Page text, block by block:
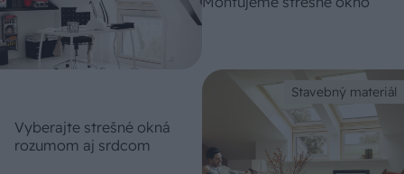
Stavebný materiál
Vyberajte strešné okná
rozumom aj srdcom